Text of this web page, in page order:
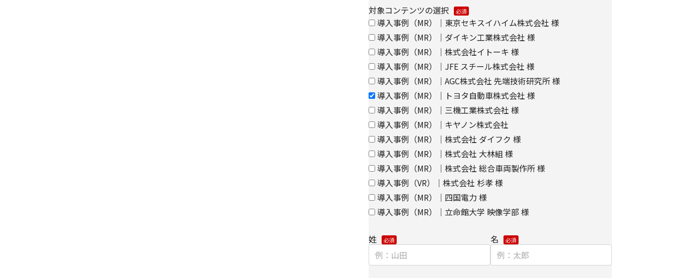
可能なアクセス履歴は、メールに設定したリンク先ページ、および当社
と当社のグループ会社が運営・開設するウェブページ内に限られます。
に利用します。
ウェブサイトにおける、お客さまアクセス情報の取り扱いについて。
・クッキー（cookie）とウェブビーコンの使用によるアクセス情報の収
集
【第三者提供に関して】
当社はご提供いただきました個人情報を安全に管理し、以下の場合を除
き、ご本人の同意なく第三者に開示・提供しません。
・法令に基づく場合
・上記利用目的を実施するために、適切な機密保持契約を締結した業務
委託先へ委託する場合
・上記利用目的の範囲内で利用するために、当社のグループ会社および
個人情報を提供する場合は、ご提供頂いた個人情報の全ての項目につい
て、電子的な伝送または紙面/電子媒体による搬送もしくは手渡しにて提
対象コンテンツの選択
導入事例（MR）｜東京セキスイハイム株式会社 様
導入事例（MR）｜ダイキン工業株式会社 様
導入事例（MR）｜株式会社イトーキ 様
導入事例（MR）｜JFE スチール株式会社 様
導入事例（MR）｜AGC株式会社 先端技術研究所 様
導入事例（MR）｜トヨタ自動車株式会社 様
導入事例（MR）｜三機工業株式会社 様
導入事例（MR）｜キヤノン株式会社
導入事例（MR）｜株式会社 ダイフク 様
導入事例（MR）｜株式会社 大林組 様
導入事例（MR）｜株式会社 総合車両製作所 様
導入事例（VR）｜株式会社 杉孝 様
導入事例（MR）｜四国電力 様
導入事例（MR）｜立命館大学 映像学部 様
姓 名